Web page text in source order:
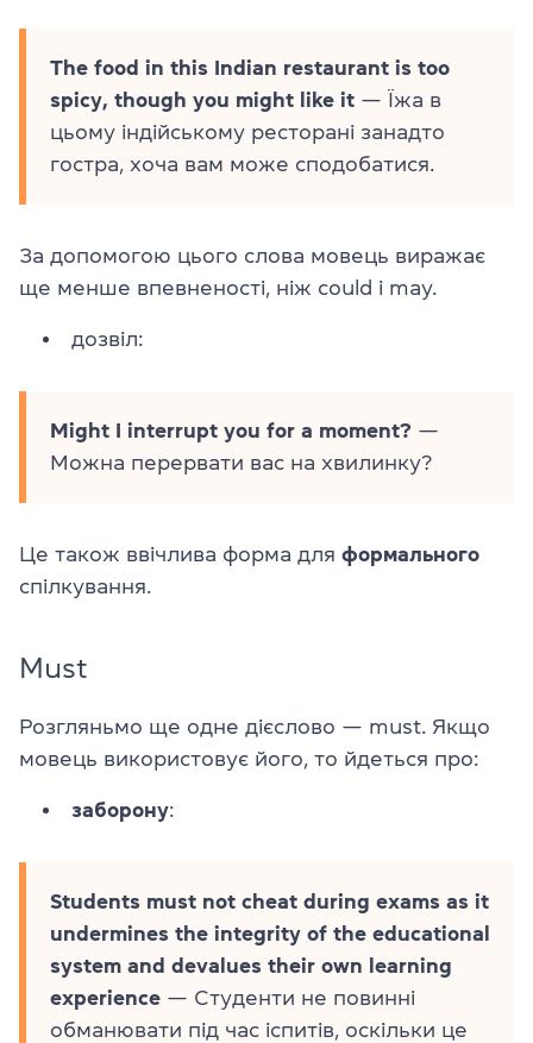
The food in this Indian restaurant is too
spicy, though you might like it — Їжа в
цьому індійському ресторані занадто
гостра, хоча вам може сподобатися.
За допомогою цього слова мовець виражає
ще менше впевненості, ніж could і may.
дозвіл:
Might I interrupt you for a moment? —
Можна перервати вас на хвилинку?
Це також ввічлива форма для формального
спілкування.
Must
Розгляньмо ще одне дієслово — must. Якщо
мовець використовує його, то йдеться про:
заборону:
Students must not cheat during exams as it
undermines the integrity of the educational
system and devalues their own learning
experience — Студенти не повинні
обманювати під час іспитів, оскільки це